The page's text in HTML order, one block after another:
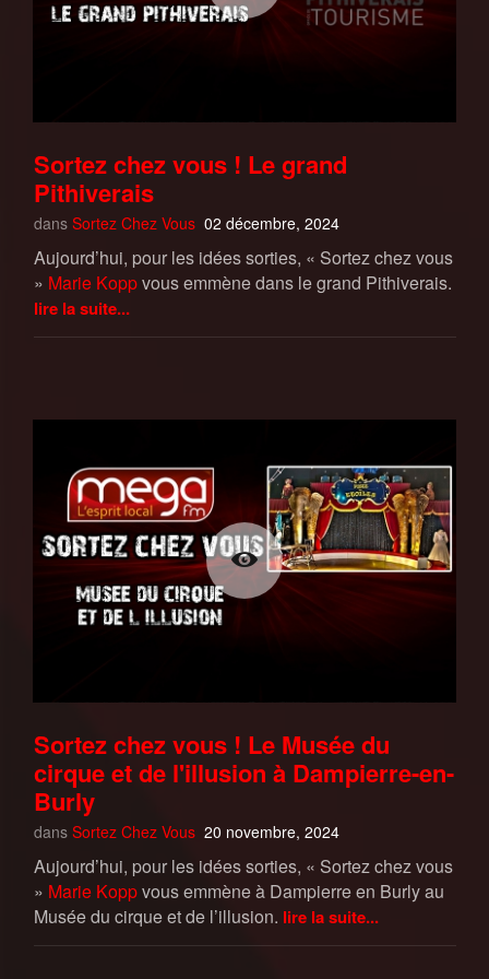
Sortez chez vous ! Le grand
Pithiverais
dans Sortez Chez Vous 02 décembre, 2024
Aujourd’hui, pour les idées sorties, « Sortez chez vous
» Marie Koppvous emmène dans le grand Pithiverais.
lire la suite...
Sortez chez vous ! Le Musée du
cirque et de l'illusion à Dampierre-en-
Burly
dans Sortez Chez Vous 20 novembre, 2024
Aujourd’hui, pour les idées sorties, « Sortez chez vous
» Marie Koppvous emmène à Dampierre en Burly au
Musée du cirque et de l’illusion. lire la suite...